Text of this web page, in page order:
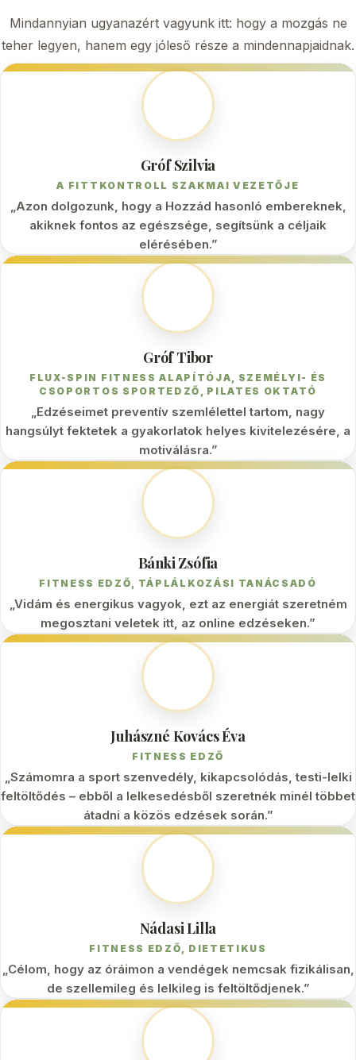
Mindannyian ugyanazért vagyunk itt: hogy a mozgás ne
teher legyen, hanem egy jóleső része a mindennapjaidnak.
Gróf Szilvia
A FITTKONTROLL SZAKMAI VEZETŐJE
„Azon dolgozunk, hogy a Hozzád hasonló embereknek,
akiknek fontos az egészsége, segítsünk a céljaik
elérésében.”
Gróf Tibor
FLUX-SPIN FITNESS ALAPÍTÓJA, SZEMÉLYI- ÉS
CSOPORTOS SPORTEDZŐ, PILATES OKTATÓ
„Edzéseimet preventív szemlélettel tartom, nagy
hangsúlyt fektetek a gyakorlatok helyes kivitelezésére, a
motiválásra.”
Bánki Zsófia
FITNESS EDZŐ, TÁPLÁLKOZÁSI TANÁCSADÓ
„Vidám és energikus vagyok, ezt az energiát szeretném
megosztani veletek itt, az online edzéseken.”
Juhászné Kovács Éva
FITNESS EDZŐ
„Számomra a sport szenvedély, kikapcsolódás, testi-lelki
feltöltődés – ebből a lelkesedésből szeretnék minél többet
átadni a közös edzések során.”
Nádasi Lilla
FITNESS EDZŐ, DIETETIKUS
„Célom, hogy az óráimon a vendégek nemcsak fizikálisan,
de szellemileg és lelkileg is feltöltődjenek.”